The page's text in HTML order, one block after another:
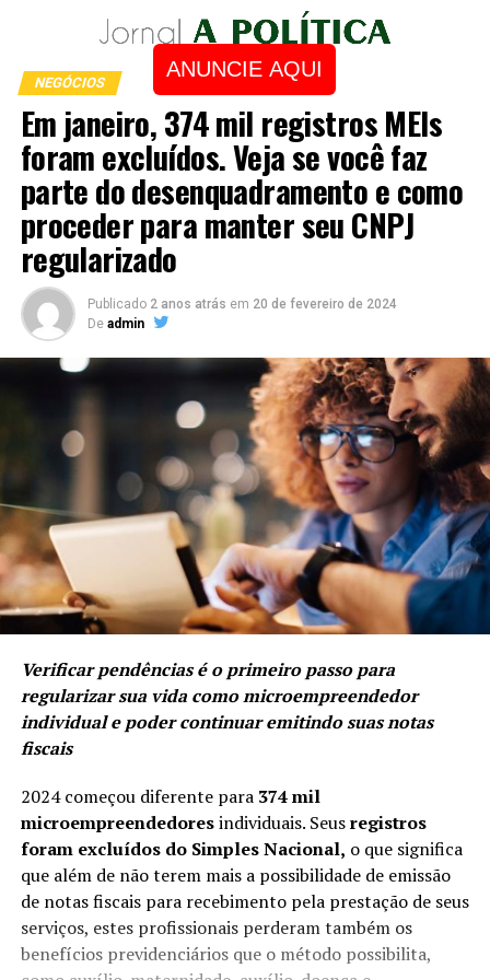
ANUNCIE AQUI
NEGÓCIOS
Em janeiro, 374 mil registros MEIs
foram excluídos. Veja se você faz
parte do desenquadramento e como
proceder para manter seu CNPJ
regularizado
Publicado 2 anos atrás em 20 de fevereiro de 2024
De admin
Verificar pendências é o primeiro passo para
regularizar sua vida como microempreendedor
individual e poder continuar emitindo suas notas
fiscais
2024 começou diferente para 374 mil
microempreendedoresindividuais. Seusregistros
foram excluídos do Simples Nacional, o que significa
que além de não terem mais a possibilidade de emissão
de notas fiscais para recebimento pela prestação de seus
serviços, estes profissionais perderam também os
benefícios previdenciários que o método possibilita,